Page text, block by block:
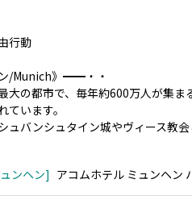
行動
ン/Munich》━━・・
大の都市で、毎年約600万人が集
ています。
ュバンシュタイン城やヴィース教
ンヘン アコムホテル ミュンヘン